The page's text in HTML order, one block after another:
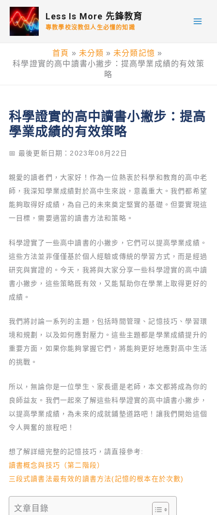
Less Is More 先鋒教育
專教學校沒教但人生必懂的知識
首頁 未分類
未分類記憶
科學證實的高中讀書小撇步：提高學業成績的有效策
略
科學證實的高中讀書小撇步：提高
學業成績的有效策略
📅 最後更新日期：2023年08月22日
親愛的讀者們，大家好！作為一位熱衷於科學和教育的高中老
師，我深知學業成績對於高中生來說，意義重大。我們都希望
能夠取得好成績，為自己的未來奠定堅實的基礎。但要實現這
一目標，需要適當的讀書方法和策略。
科學證實了一些高中讀書的小撇步，它們可以提高學業成績。
這些方法並非僅僅基於個人經驗或傳統的學習方式，而是經過
研究與實證的。今天，我將與大家分享一些科學證實的高中讀
書小撇步，這些策略既有效，又能幫助你在學業上取得更好的
成績。
我們將討論一系列的主題，包括時間管理、記憶技巧、學習環
境和規劃，以及如何應對壓力。這些主題都是學業成績提升的
重要方面，如果你能夠掌握它們，將能夠更好地應對高中生活
的挑戰。
所以，無論你是一位學生、家長還是老師，本文都將成為你的
良師益友。我們一起來了解這些科學證實的高中讀書小撇步，
以提高學業成績，為未來的成就鋪墊道路吧！讓我們開始這個
令人興奮的旅程吧！
想了解詳細完整的記憶技巧，請直接參考:
讀書概念與技巧（第二階段）
三段式讀書法最有效的讀書方法(記憶的根本在於次數)
文章目錄